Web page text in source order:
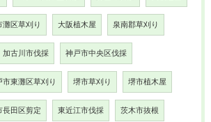
灘区草刈り 大阪植木屋 泉南郡草刈り
加古川市伐採 神戸市中央区伐採
市東灘区草刈り 堺市草刈り 堺市植木屋
長田区剪定 東近江市伐採 茨木市抜根